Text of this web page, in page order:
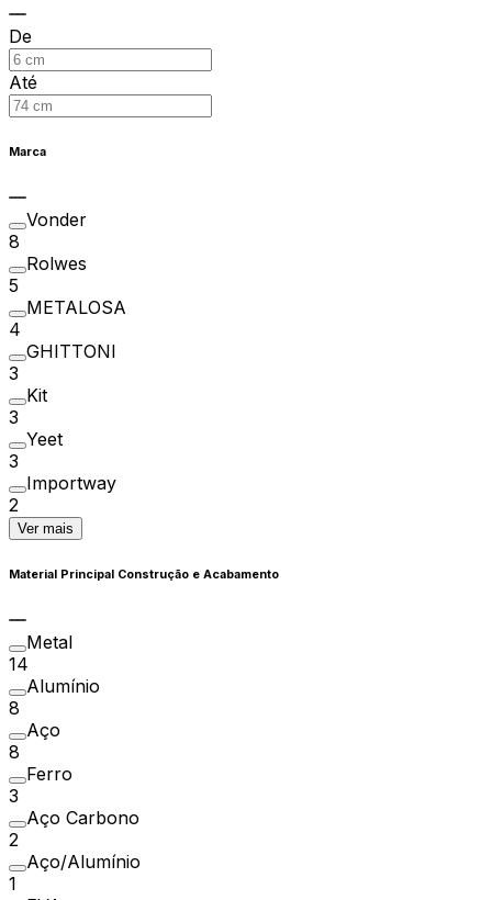
De
Até
Marca
Vonder
8
Rolwes
5
METALOSA
4
GHITTONI
3
Kit
3
Yeet
3
Importway
2
Ver mais
Material Principal Construção e Acabamento
Metal
14
Alumínio
8
Aço
8
Ferro
3
Aço Carbono
2
Aço/Alumínio
1